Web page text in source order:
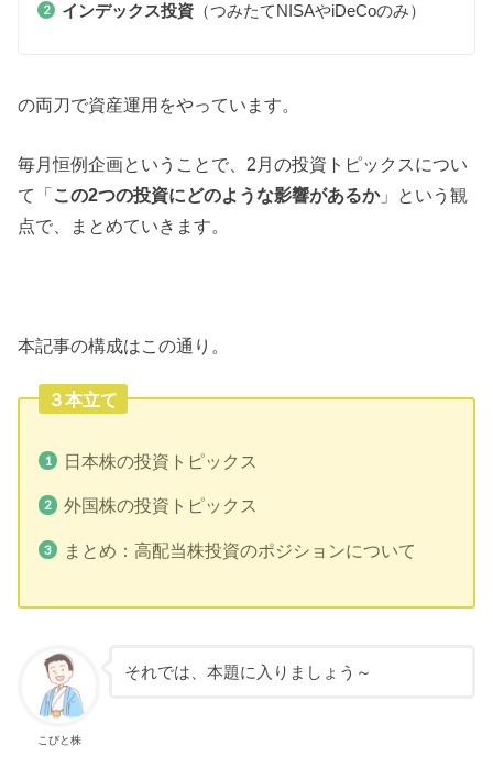
インデックス投資（つみたてNISAやiDeCoのみ）
の両刀で資産運用をやっています。
毎月恒例企画ということで、2月の投資トピックスについ
て「 この2つの投資にどのような影響があるか」という観
点で、まとめていきます。
本記事の構成はこの通り。
３本立て
日本株の投資トピックス
外国株の投資トピックス
まとめ：高配当株投資のポジションについて
こびと株
それでは、本題に入りましょう～